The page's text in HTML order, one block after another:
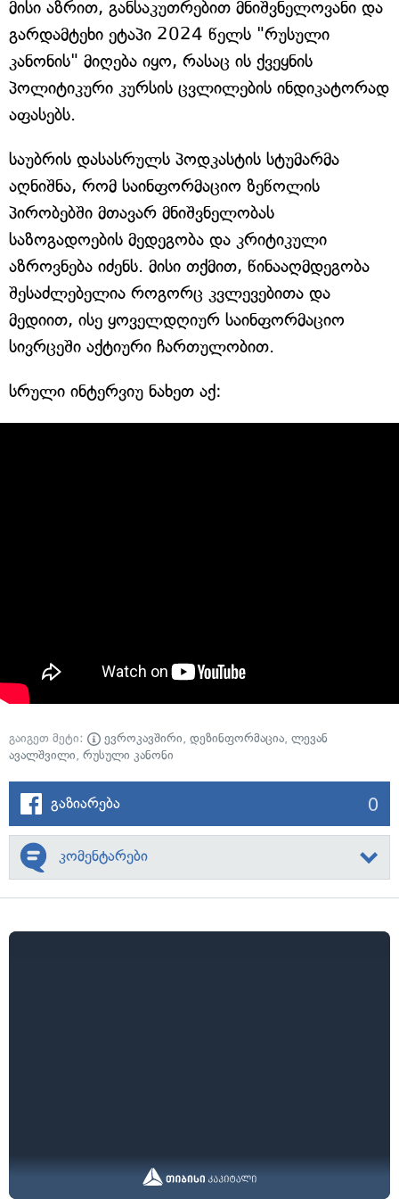
მისი აზრით, განსაკუთრებით მნიშვნელოვანი და
გარდამტეხი ეტაპი 2024 წელს "რუსული
კანონის" მიღება იყო, რასაც ის ქვეყნის
პოლიტიკური კურსის ცვლილების ინდიკატორად
აფასებს.
საუბრის დასასრულს პოდკასტის სტუმარმა
აღნიშნა, რომ საინფორმაციო ზეწოლის
პირობებში მთავარ მნიშვნელობას
საზოგადოების მედეგობა და კრიტიკული
აზროვნება იძენს. მისი თქმით, წინააღმდეგობა
შესაძლებელია როგორც კვლევებითა და
მედიით, ისე ყოველდღიურ საინფორმაციო
სივრცეში აქტიური ჩართულობით.
სრული ინტერვიუ ნახეთ აქ:
გაიგეთ მეტი: ევროკავშირი, დეზინფორმაცია, ლევან
ავალშვილი, რუსული კანონი
გაზიარება 0
კომენტარები